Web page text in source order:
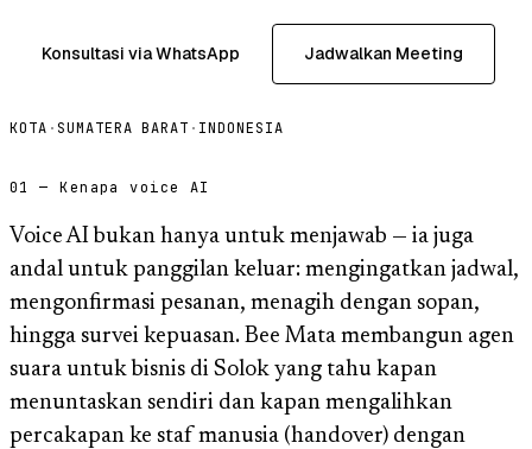
Konsultasi via WhatsApp Jadwalkan Meeting
KOTA · SUMATERA BARAT · INDONESIA
01 — Kenapa voice AI
Voice AI bukan hanya untuk menjawab — ia juga
andal untuk panggilan keluar: mengingatkan jadwal,
mengonfirmasi pesanan, menagih dengan sopan,
hingga survei kepuasan. Bee Mata membangun agen
suara untuk bisnis di Solok yang tahu kapan
menuntaskan sendiri dan kapan mengalihkan
percakapan ke staf manusia (handover) dengan